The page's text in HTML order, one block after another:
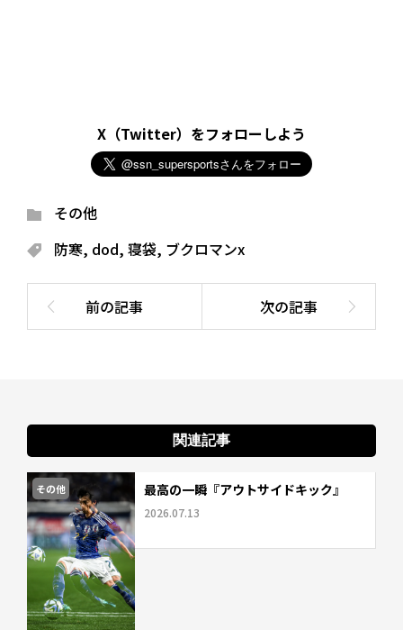
X（Twitter）をフォローしよう
その他
防寒, dod, 寝袋, ブクロマンx
関連記事
その他 最高の一瞬『アウトサイドキック』
2026.07.13